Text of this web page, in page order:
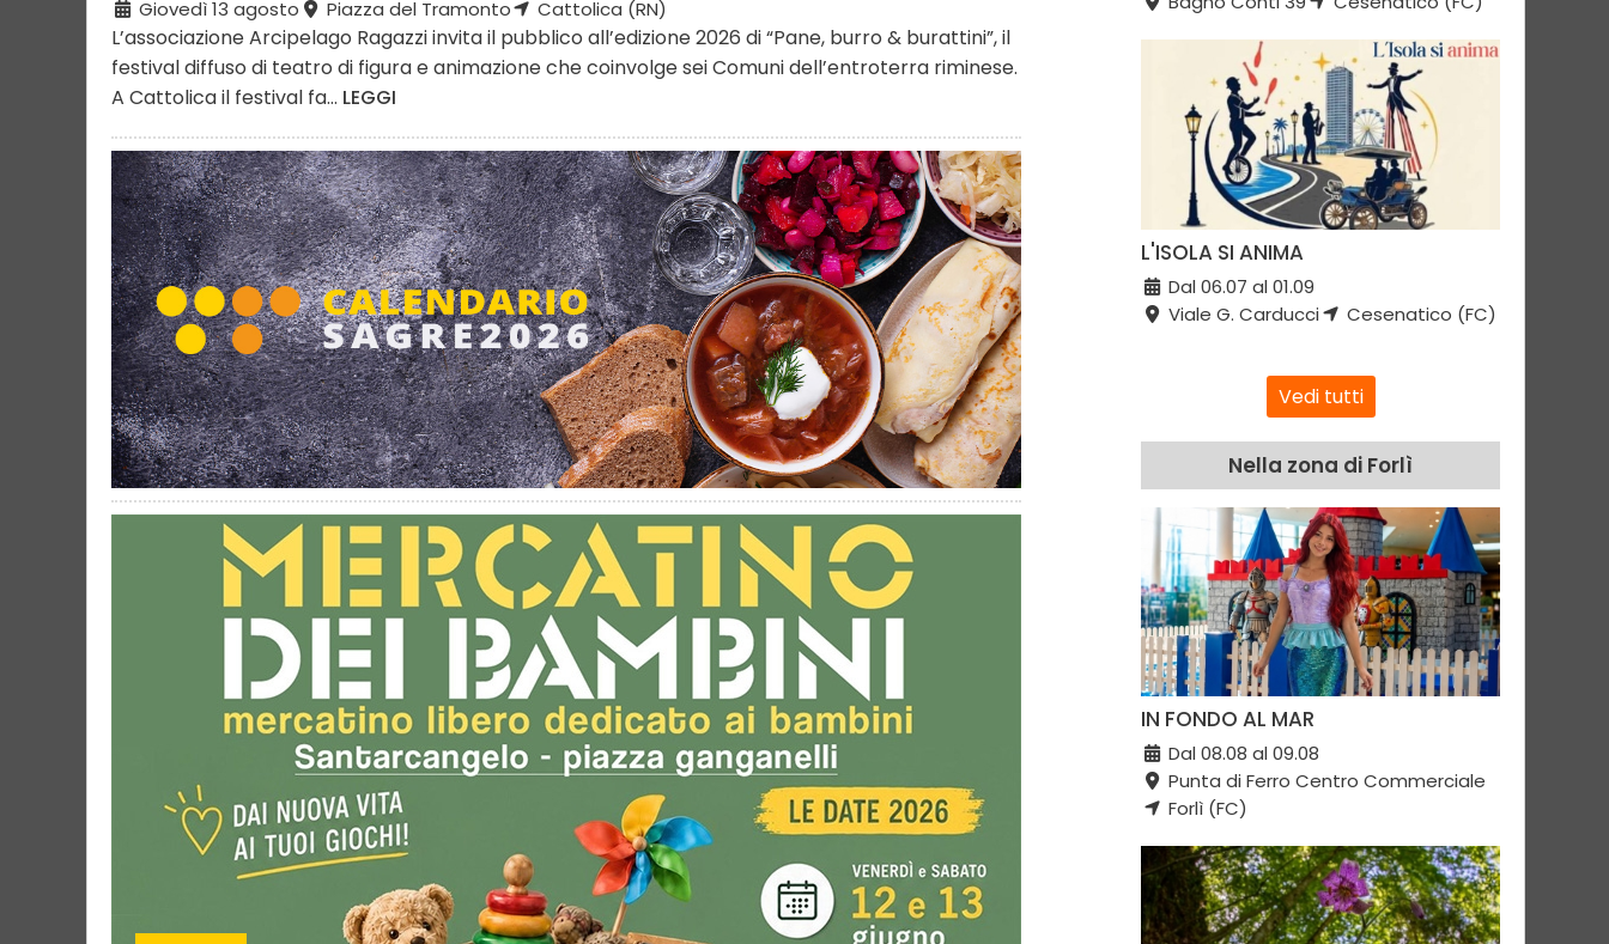
Giovedì 13 agosto Piazza del Tramonto Cattolica (RN)
L’associazione Arcipelago Ragazzi invita il pubblico all’edizione 2026 di “Pane, burro & burattini”, il
festival diffuso di teatro di figura e animazione che coinvolge sei Comuni dell’entroterra riminese.
A Cattolica il festival fa... LEGGI
L'ISOLA SI ANIMA
Dal 06.07 al 01.09
Viale G. Carducci
Cesenatico (FC)
Vedi tutti
Nella zona di Forlì
IN FONDO AL MAR
Dal 08.08 al 09.08
Punta di Ferro Centro Commerciale
Forlì (FC)